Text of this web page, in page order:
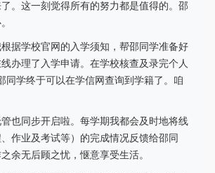
。这一刻觉得所有的努力都是值得的。邵
据学校官网的入学须知，帮邵同学准备好
办理了入学申请。在学校核查及录完个人
同学终于可以在学信网查询到学籍了。咱
也同步开启啦。每学期我都会及时地将线
作业及考试等）的完成情况反馈给邵同
余无后顾之忧，惬意享受生活。